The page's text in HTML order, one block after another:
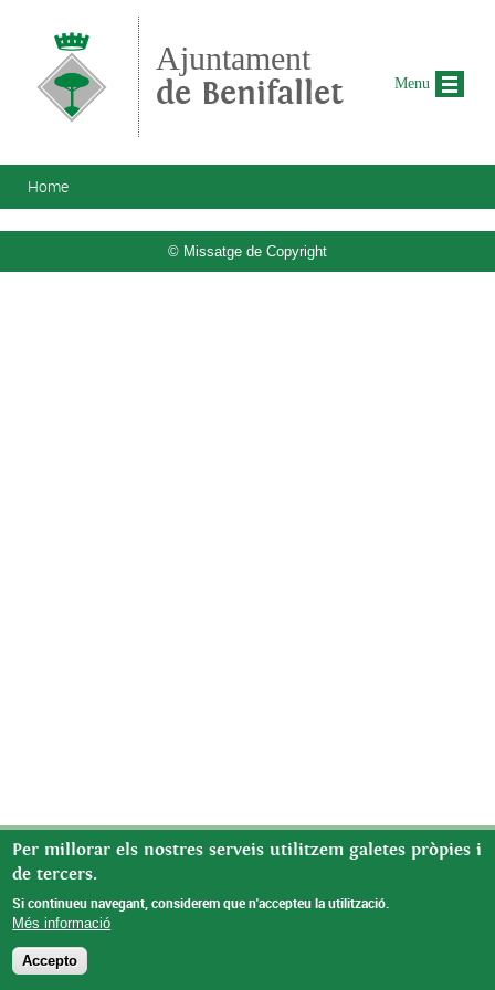
Ajuntament
de Benifallet
You are here
Home
© Missatge de Copyright
Menu
Per millorar els nostres serveis utilitzem galetes pròpies i
de tercers.
Si continueu navegant, considerem que n'accepteu la utilització.
Més informació
Accepto